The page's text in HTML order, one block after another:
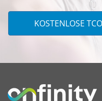
KOSTENLOSE